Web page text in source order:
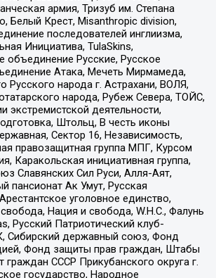
армия, Тризуб им. Степана
Белый Крест, Misanthropic division,
последователей инглиизма,
Инициатива, TulaSkins,
объединение Русские, Русское
Атака, Мечеть Мирмамеда,
Русского народа г. Астрахани, ВОЛЯ,
народа, Рубеж Севера, ТОЙС,
экстремистской деятельности,
Штольц, В честь иконы
Сектор 16, Независимость,
правозащитная группа МПГ, Курсом
Каракольская инициативная группа,
Славянских Сил Руси, Алля-Аят,
пансионат Ак Умут, Русская
уголовное единство,
Нация и свобода, W.H.С., Фалунь
Русский Патриотический клуб-
Сибирский державный союз, Фонд
Фонд защиты прав граждан, Штабы
граждан СССР Прикубанского округа г.
государство, Народное